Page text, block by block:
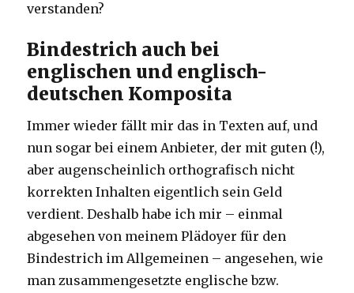
verstanden?
Bindestrich auch bei
englischen und englisch-
deutschen Komposita
Immer wieder fällt mir das in Texten auf, und
nun sogar bei einem Anbieter, der mit guten (!),
aber augenscheinlich orthografisch nicht
korrekten Inhalten eigentlich sein Geld
verdient. Deshalb habe ich mir – einmal
abgesehen von meinem Plädoyer für den
Bindestrich im Allgemeinen – angesehen, wie
man zusammengesetzte englische bzw.